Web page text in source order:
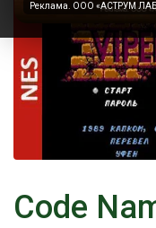
Реклама. ООО «АСТРУМ
Code